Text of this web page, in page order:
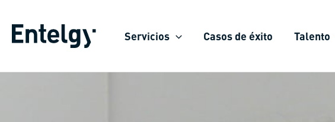
contenido
Servicios Casos de éxito Talento